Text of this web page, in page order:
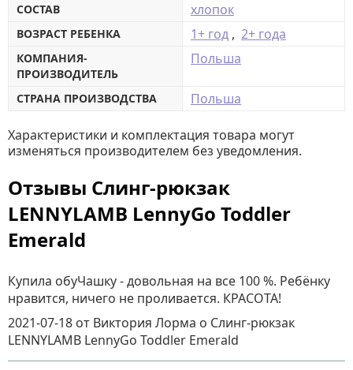
СОСТАВ хлопок
ВОЗРАСТ РЕБЕНКА 1+ год , 2+ года
КОМПАНИЯ-
ПРОИЗВОДИТЕЛЬ
Польша
СТРАНА ПРОИЗВОДСТВА Польша
Характеристики и комплектация товара могут
изменяться производителем без уведомления.
Отзывы Слинг-рюкзак
LENNYLAMB LennyGo Toddler
Emerald
Купила обуЧашку - довольная на все 100 %. Ребёнку
нравится, ничего не проливается. КРАСОТА!
2021-07-18 от Виктория Лорма о Слинг-рюкзак
LENNYLAMB LennyGo Toddler Emerald